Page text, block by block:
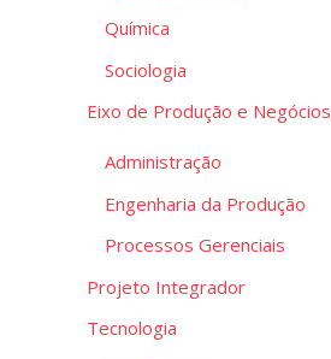
Química
Sociologia
Eixo de Produção e Negócios
Administração
Engenharia da Produção
Processos Gerenciais
Projeto Integrador
Tecnologia